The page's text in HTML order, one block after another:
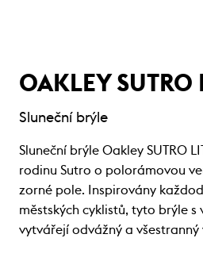
OAKLEY SUTRO
Sluneční brýle
Sluneční brýle Oakley SUTRO
rodinu Sutro o polorámovou
zorné pole. Inspirovány
městských cyklistů, tyto brýle s
vytvářejí odvážný a všestranný